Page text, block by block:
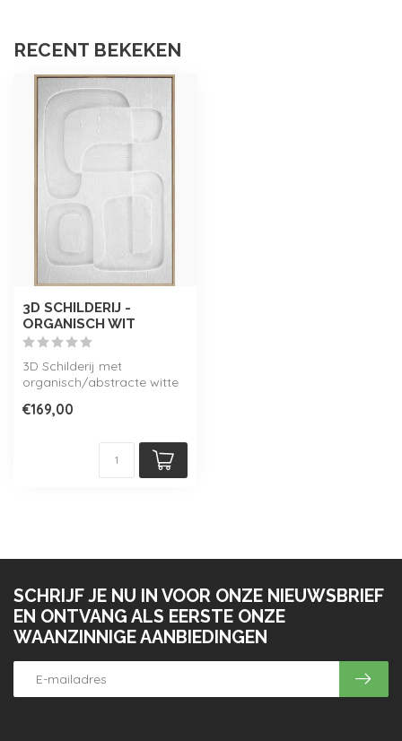
RECENT BEKEKEN
3D SCHILDERIJ -
ORGANISCH WIT
3D Schilderij met
organisch/abstracte witte
€169,00
SCHRIJF JE NU IN VOOR ONZE NIEUWSBRIEF
EN ONTVANG ALS EERSTE ONZE
WAANZINNIGE AANBIEDINGEN